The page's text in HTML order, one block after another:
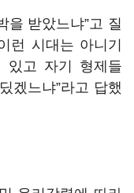
을 받았느냐”고 질
런 시대는 아니기
있고 자기 형제들
겠느냐”라고 답했